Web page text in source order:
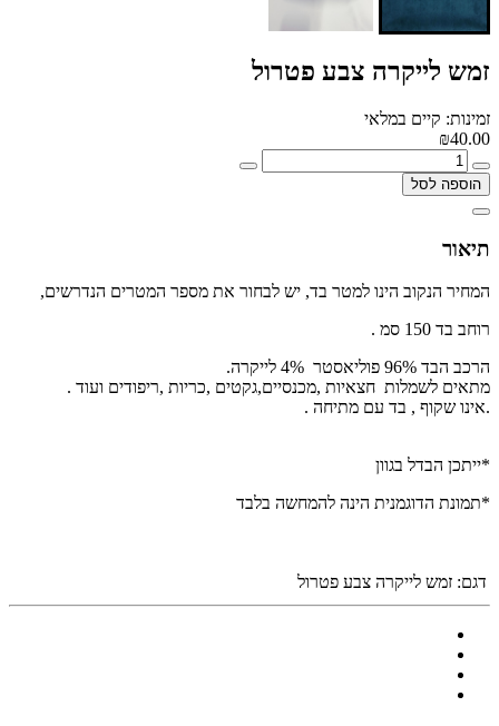
זמש לייקרה צבע פטרול
זמינות: קיים במלאי
₪40.00
הוספה לסל
תיאור
המחיר הנקוב הינו למטר בד, יש לבחור את מספר המטרים הנדרשים,
רוחב בד 150 סמ .
הרכב הבד 96% פוליאסטר 4% לייקרה.
מתאים לשמלות חצאיות ,מכנסיים,גקטים ,כריות ,ריפודים ועוד .
.אינו שקוף , בד עם מתיחה .
*ייתכן הבדל בגוון
*תמונת הדוגמנית הינה להמחשה בלבד
דגם: זמש לייקרה צבע פטרול